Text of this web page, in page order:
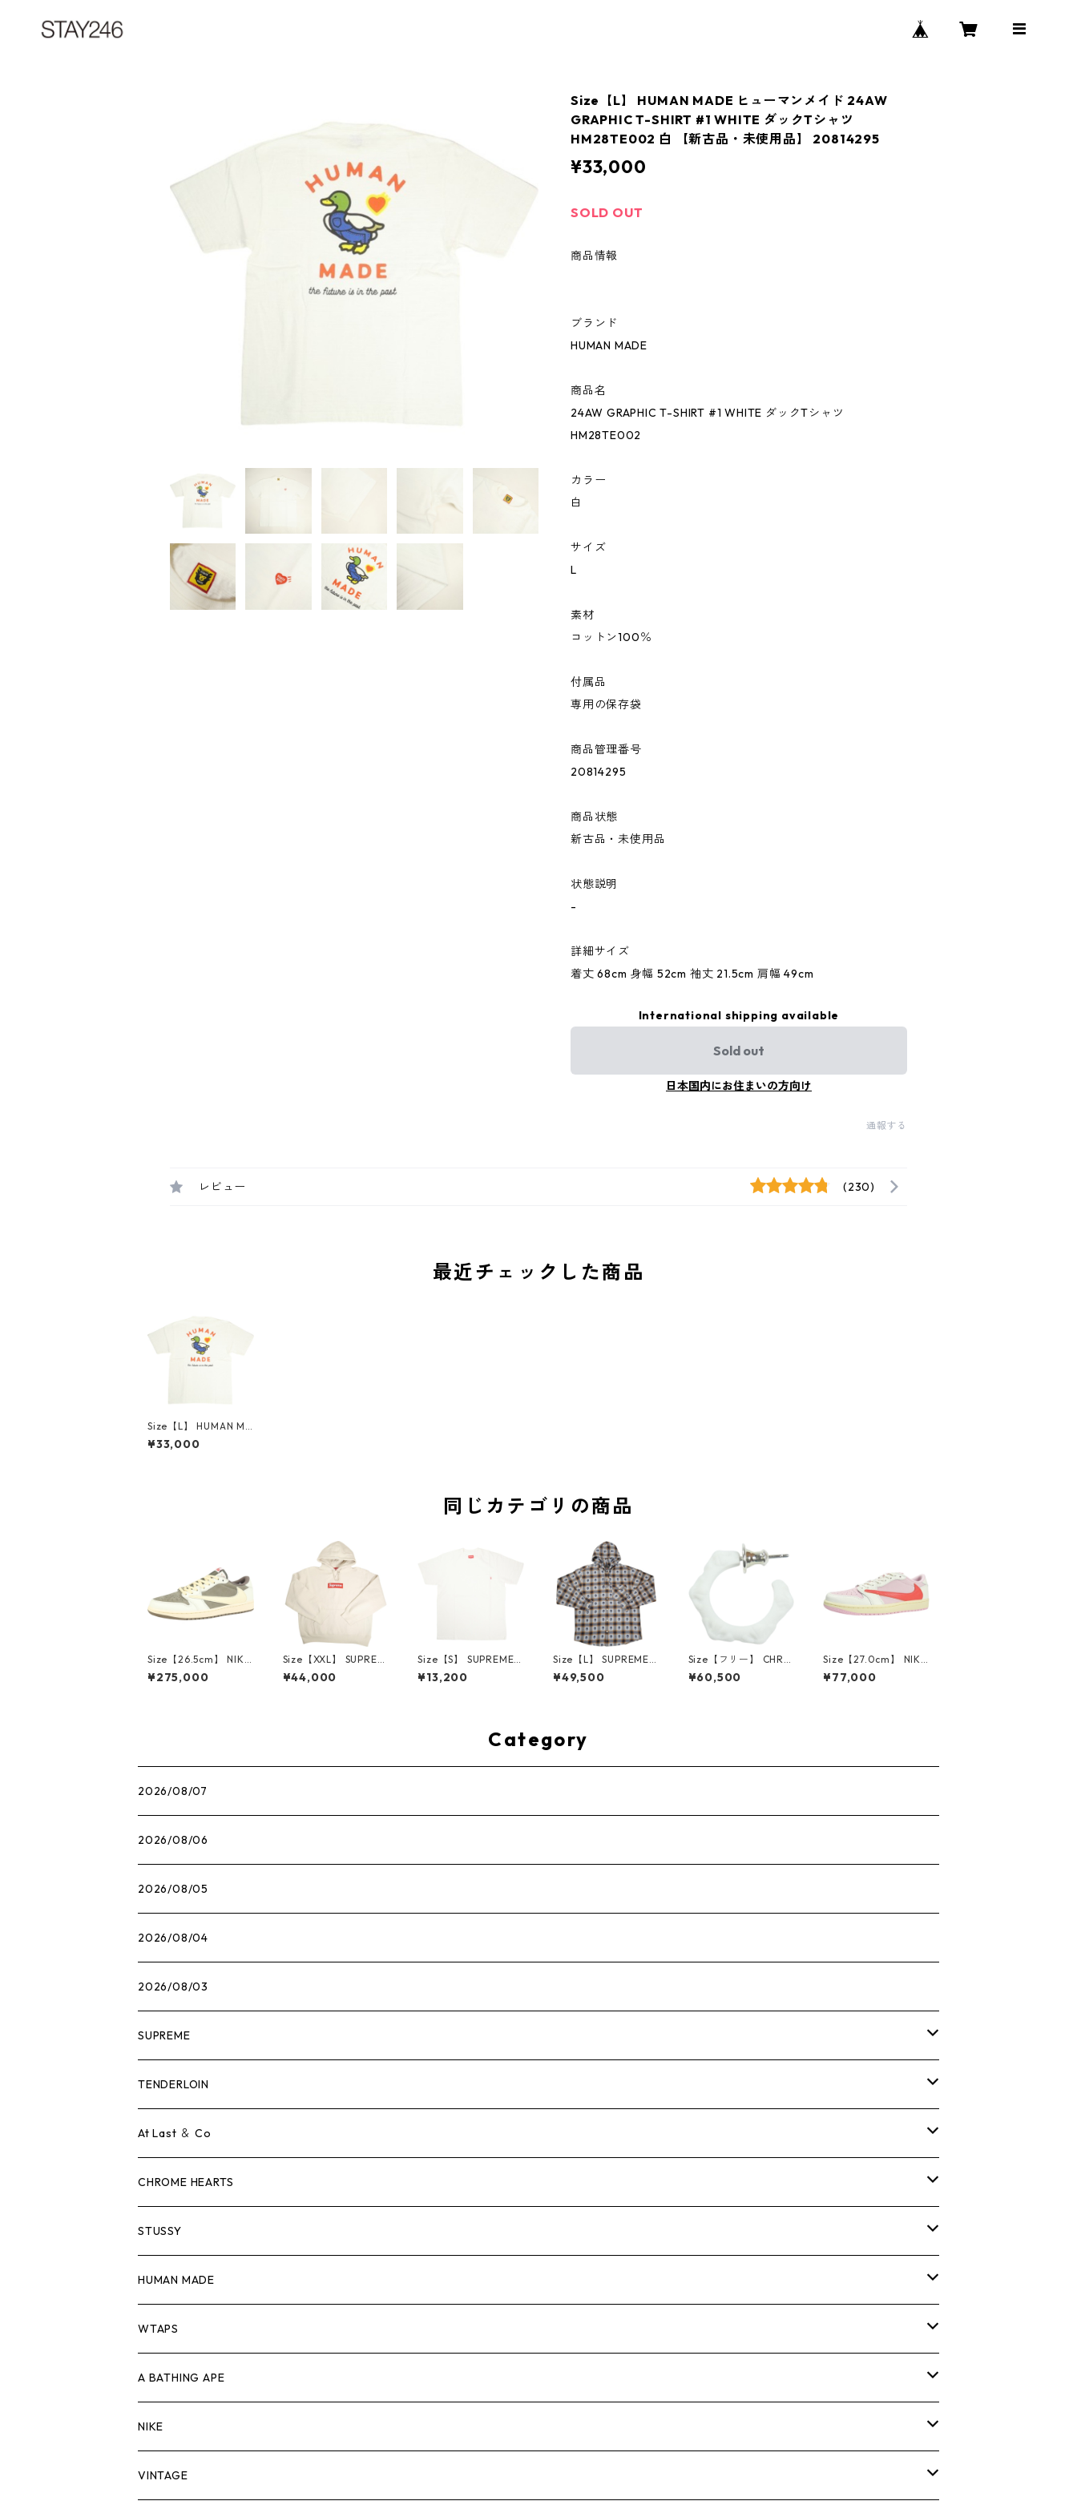
Size【L】 HUMAN MADE ヒューマンメイド 24AW
GRAPHIC T-SHIRT #1 WHITE ダックTシャツ
HM28TE002 白 【新古品・未使用品】 20814295
¥33,000
SOLD OUT
商品情報
ブランド
HUMAN MADE
商品名
24AW GRAPHIC T-SHIRT #1 WHITE ダックTシャツ
HM28TE002
カラー
白
サイズ
L
素材
コットン100％
付属品
専用の保存袋
商品管理番号
20814295
商品状態
新古品・未使用品
状態説明
-
詳細サイズ
着丈 68cm 身幅 52cm 袖丈 21.5cm 肩幅 49cm
International shipping available
Sold out
日本国内にお住まいの方向け
通報する
レビュー (230)
最近チェックした商品
Size【L】 HUMAN MA
DE ヒューマンメイド
24AW GRAPHIC T-SH
¥33,000
同じカテゴリの商品
Size【26.5cm】 NIKE
ナイキ ×Travis Scott
AIR JORDAN 1 LOW
¥275,000
Size【XXL】 SUPREM
E シュプリーム 24AW
Box Logo Hooded Sw
¥44,000
Size【S】 SUPREME
シュプリーム S/S Poc
ket Tee White Tシャ
¥13,200
Size【L】 SUPREME
シュプリーム ×Numbe
r (N)ine 25FW Hoode
¥49,500
Size【フリー】 CHRO
ME HEARTS クロム・
ハーツ CH Cross SING
¥60,500
Size【27.0cm】 NIKE
ナイキ ×Travis Scott
AIR JORDAN 1 LOW
¥77,000
Category
2026/08/07
2026/08/06
2026/08/05
2026/08/04
2026/08/03
SUPREME
Tシャツ
ロンTEE
スウェット/ニット
シャツ
ジャケット
パンツ
キャップ・ハット
バッグ
シューズ
TENDERLOIN
Tシャツ
ロンTEE
スウェット/ニット
シャツ
ジャケット
パンツ
キャップ・ハット
バッグ
At Last ＆ Co
Tシャツ
ロンTEE
スウェット/ニット
シャツ
ジャケット
パンツ
キャップ・ハット
CHROME HEARTS
Tシャツ
ロンTEE
スウェット/ニット
シャツ
ジャケット
パンツ
STUSSY
Tシャツ
ロンTEE
スウェット/ニット
シャツ
ジャケット
HUMAN MADE
Tシャツ
ロンT
スウェット/ニット
シャツ
WTAPS
Tシャツ
ロンTEE
スウェット/ニット
A BATHING APE
Tシャツ
ロンTEE
NIKE
シューズ
VINTAGE